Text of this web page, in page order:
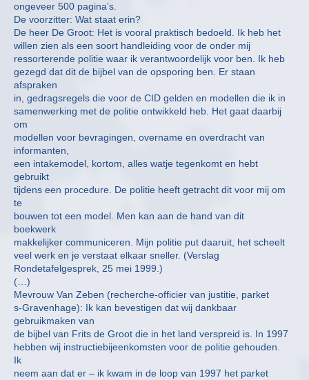
ongeveer 500 pagina’s.
De voorzitter: Wat staat erin?
De heer De Groot: Het is vooral praktisch bedoeld. Ik heb het
willen zien als een soort handleiding voor de onder mij
ressorterende politie waar ik verantwoordelijk voor ben. Ik heb
gezegd dat dit de bijbel van de opsporing ben. Er staan
afspraken
in, gedragsregels die voor de CID gelden en modellen die ik in
samenwerking met de politie ontwikkeld heb. Het gaat daarbij
om
modellen voor bevragingen, overname en overdracht van
informanten,
een intakemodel, kortom, alles watje tegenkomt en hebt
gebruikt
tijdens een procedure. De politie heeft getracht dit voor mij om
te
bouwen tot een model. Men kan aan de hand van dit
boekwerk
makkelijker communiceren. Mijn politie put daaruit, het scheelt
veel werk en je verstaat elkaar sneller. (Verslag
Rondetafelgesprek, 25 mei 1999.)
(…)
Mevrouw Van Zeben (recherche-officier van justitie, parket
s-Gravenhage): Ik kan bevestigen dat wij dankbaar
gebruikmaken van
de bijbel van Frits de Groot die in het land verspreid is. In 1997
hebben wij instructiebijeenkomsten voor de politie gehouden.
Ik
neem aan dat er – ik kwam in de loop van 1997 het parket